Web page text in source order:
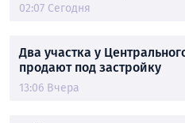
02:07 Сегодня
Два участка у
продают под застройку
13:06 Вчера